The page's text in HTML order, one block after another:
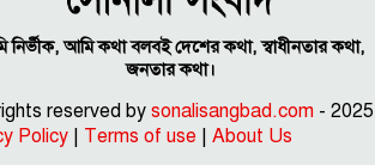
নির্ভীক, আমি কথা বলবই দেশের কথা, স্বাধীনতার কথা,
জনতার কথা।
reserved bysonalisangbad.com - 2025 |
Policy
Terms of use |About Us